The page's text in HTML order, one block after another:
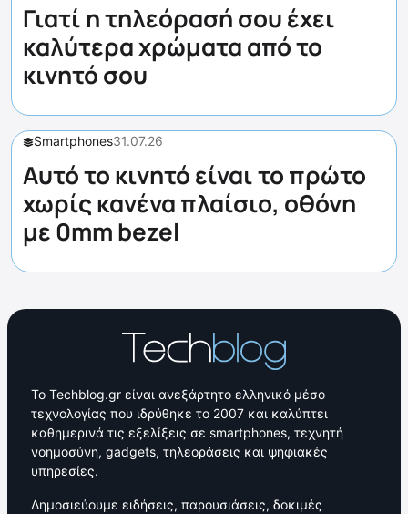
Γιατί η τηλεόρασή σου έχει
καλύτερα χρώματα από το
κινητό σου
Smartphones31.07.26
Αυτό το κινητό είναι το πρώτο
χωρίς κανένα πλαίσιο, οθόνη
με 0mm bezel
Το Techblog.gr είναι ανεξάρτητο ελληνικό μέσο
τεχνολογίας που ιδρύθηκε το 2007 και καλύπτει
καθημερινά τις εξελίξεις σε smartphones, τεχνητή
νοημοσύνη, gadgets, τηλεοράσεις και ψηφιακές
υπηρεσίες.
Δημοσιεύουμε ειδήσεις, παρουσιάσεις, δοκιμές